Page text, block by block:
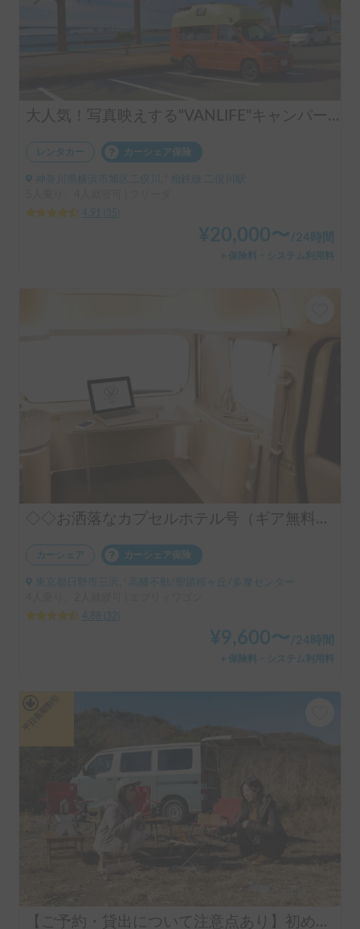
大人気！写真映えする"VANLIFE"キャンパー「モビゴン」🍊
レンタカー カーシェア保険
神奈川県横浜市旭区二俣川, ' 相鉄線 二俣川駅
4.91
35
¥20,000〜/24時間
＋保険料・システム利用料
◇◇お洒落なカプセルホテル号（ギア無料手ぶらOK）◇◇
カーシェア カーシェア保険
東京都日野市三沢, ' 高幡不動/聖蹟桜ヶ丘/多摩センター
4.88
32
¥9,600〜/24時間
＋保険料・システム利用料
【ご予約・貸出について注意点あり】初めての車中泊はシンク付きアルトピアーノで決まり！！当店のキャンピングレンタカーは【ペット同乗可能！５人乗り！大人２名就寝可能。 安心のトヨタ正規ディーラーレンタル！！】シンク付きアルトピアーノ愛犬との車中泊旅にピッタリ🐶ペット/初心者大歓迎🔰/音楽フェス等などなどご利用ください。コンパクトで運転しやすいキャンピングカー🚙